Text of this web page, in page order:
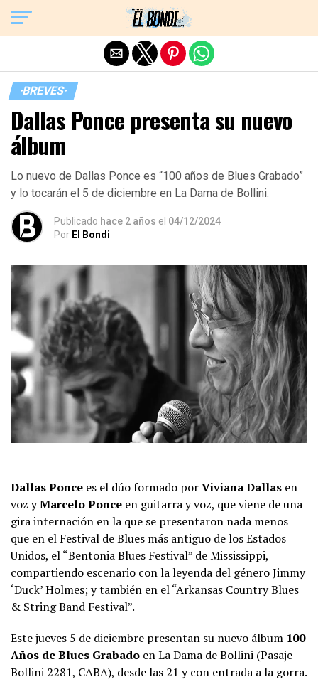
·BREVES·
Dallas Ponce presenta su nuevo
álbum
Lo nuevo de Dallas Ponce es “100 años de Blues Grabado”
y lo tocarán el 5 de diciembre en La Dama de Bollini.
Publicado hace 2 años el 04/12/2024
Por El Bondi
Dallas Ponce es el dúo formado porViviana Dallas en
voz yMarcelo Ponce en guitarra y voz, que viene de una
gira internación en la que se presentaron nada menos
que en el Festival de Blues más antiguo de los Estados
Unidos, el “Bentonia Blues Festival” de Mississippi,
compartiendo escenario con la leyenda del género Jimmy
‘Duck’ Holmes; y también en el “Arkansas Country Blues
& String Band Festival”.
Este jueves 5 de diciembre presentan su nuevo álbum 100
Años de Blues Grabado en La Dama de Bollini (Pasaje
Bollini 2281, CABA), desde las 21 y con entrada a la gorra.
Exit mobile version